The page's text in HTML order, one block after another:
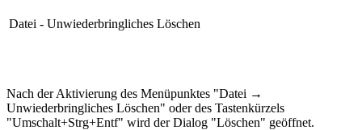
Datei - Unwiederbringliches Löschen
Nach der Aktivierung des Menüpunktes "Datei →
Unwiederbringliches Löschen" oder des Tastenkürzels
"Umschalt+Strg+Entf" wird der Dialog "Löschen" geöffnet.